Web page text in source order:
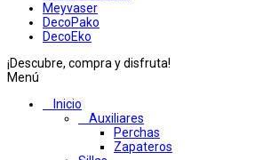
Meyvaser
DecoPako
DecoEko
¡Descubre, compra y disfruta!
Menú
Inicio
Auxiliares
Perchas
Zapateros